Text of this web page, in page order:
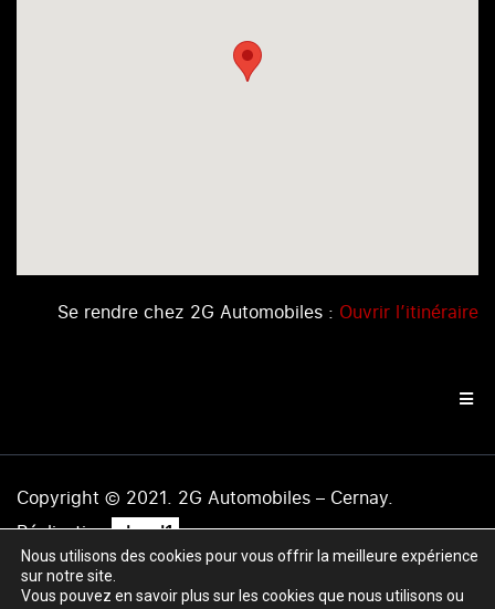
Se rendre chez 2G Automobiles : Ouvrir l’itinéraire
Copyright © 2021. 2G Automobiles – Cernay.
Réalisation .level1
Mentions légales|Politique de confidentialité|Plan du
site
Nous utilisons des cookies pour vous offrir la meilleure expérience
sur notre site.
Vous pouvez en savoir plus sur les cookies que nous utilisons ou